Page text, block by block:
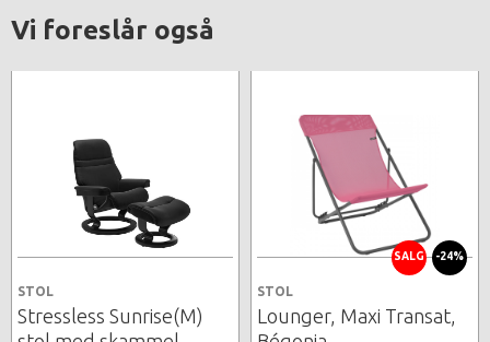
Vi foreslår også
STOL
Stressless Sunrise(M)
SALG -24%
STOL
Lounger, Maxi Transat,